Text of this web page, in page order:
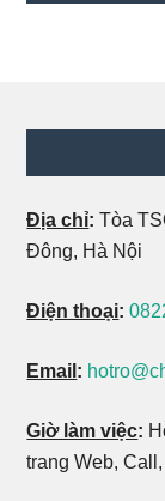
Địa chỉ: Tòa
Đông, Hà Nội
Điện thoại:
Email :
Giờ làm việc:
trang Web,